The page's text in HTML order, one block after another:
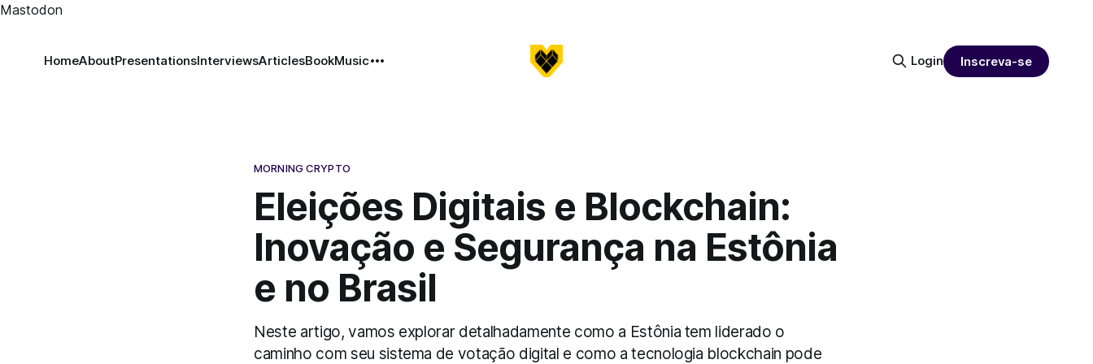
Mastodon
HomeAboutPresentationsInterviewsArticlesBookMusic Login Inscreva-se
MORNING CRYPTO
Eleições Digitais e Blockchain:
Inovação e Segurança na Estônia
e no Brasil
Neste artigo, vamos explorar detalhadamente como a Estônia tem liderado o
caminho com seu sistema de votação digital e como a tecnologia blockchain pode